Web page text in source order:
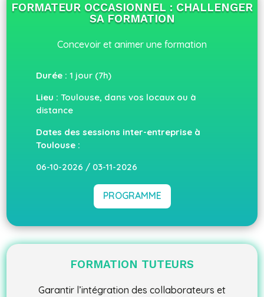
FORMATEUR OCCASIONNEL : CHALLENGER
SA FORMATION
Concevoir et animer une formation
Durée : 1 jour (7h)
Lieu : Toulouse, dans vos locaux ou à
distance
Dates des sessions inter-entreprise à
Toulouse :
06-10-2026 / 03-11-2026
PROGRAMME
FORMATION TUTEURS
Garantir l’intégration des collaborateurs et